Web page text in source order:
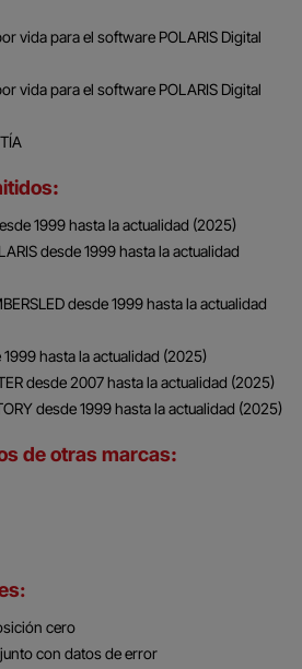
vida para el software POLARIS Digital
vida para el software POLARIS Digital
:
1999 hasta la actualidad (2025)
desde 1999 hasta la actualidad
desde 1999 hasta la actualidad
1999 hasta la actualidad (2025)
desde 2007 hasta la actualidad (2025)
desde 1999 hasta la actualidad (2025)
de otras marcas:
cero
con datos de error